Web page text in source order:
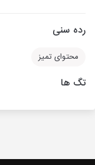
رده سنی
محتوای تمیز
تگ ها